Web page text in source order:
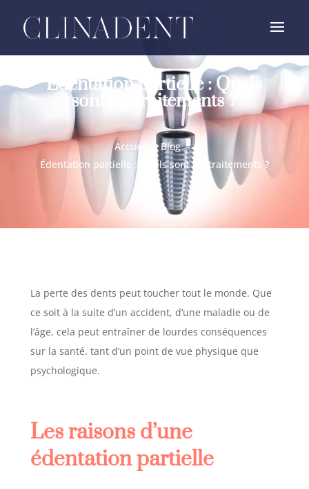
Édentation partielle : Quels
sont les traitements ?
Accueil
Blog
Édentation partielle : Quels sont les traitements ?
La perte des dents peut toucher tout le monde. Que
ce soit à la suite d’un accident, d’une maladie ou de
l’âge, cela peut entraîner de lourdes conséquences
sur la santé, tant d’un point de vue physique que
psychologique.
Les raisons d’une
édentation partielle